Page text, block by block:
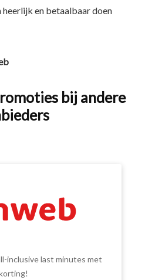
en betaalbaar doen
bij andere
inclusive last minutes met